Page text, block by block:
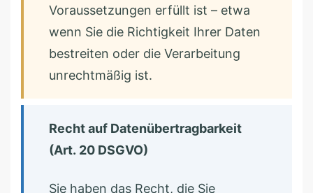
Voraussetzungen erfüllt ist – etwa
wenn Sie die Richtigkeit Ihrer Daten
bestreiten oder die Verarbeitung
unrechtmäßig ist.
Recht auf Datenübertragbarkeit
(Art. 20 DSGVO)
Sie haben das Recht, die Sie